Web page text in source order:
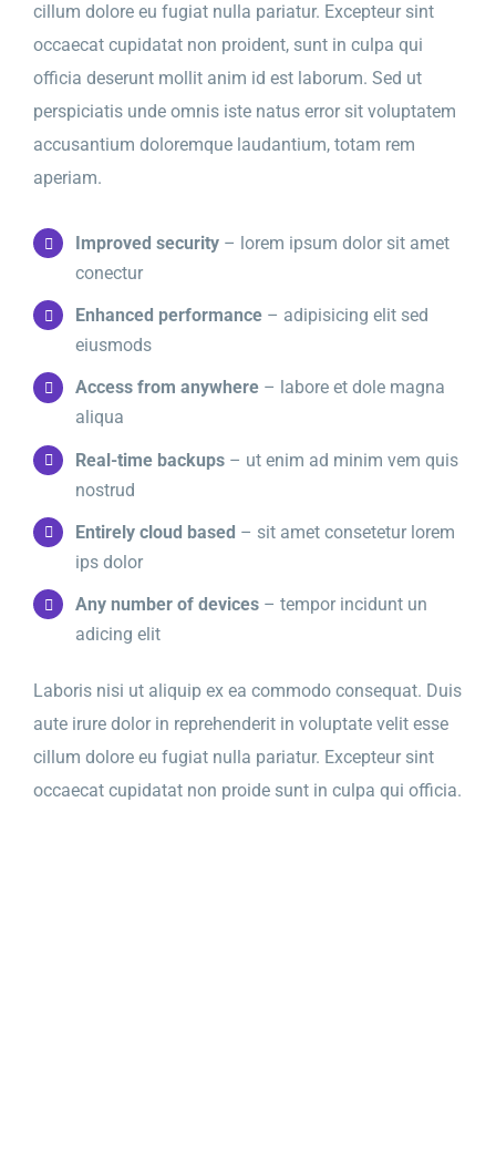
cillum dolore eu fugiat nulla pariatur. Excepteur sint
occaecat cupidatat non proident, sunt in culpa qui
officia deserunt mollit anim id est laborum. Sed ut
perspiciatis unde omnis iste natus error sit voluptatem
accusantium doloremque laudantium, totam rem
aperiam.
Improved security – lorem ipsum dolor sit amet
conectur
Enhanced performance – adipisicing elit sed
eiusmods
Access from anywhere – labore et dole magna
aliqua
Real-time backups – ut enim ad minim vem quis
nostrud
Entirely cloud based – sit amet consetetur lorem
ips dolor
Any number of devices – tempor incidunt un
adicing elit
Laboris nisi ut aliquip ex ea commodo consequat. Duis
aute irure dolor in reprehenderit in voluptate velit esse
cillum dolore eu fugiat nulla pariatur. Excepteur sint
occaecat cupidatat non proide sunt in culpa qui officia.